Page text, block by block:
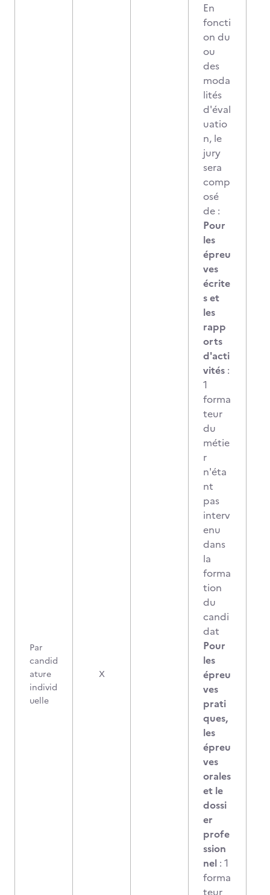
Par
candid
ature
individ
uelle
X
En
foncti
on du
ou
des
moda
lités
d'éval
uatio
n, le
jury
sera
comp
osé
de :
Pour
les
épreu
ves
écrite
s et
les
rapp
orts
d'acti
vités :
1
forma
teur
du
métie
r
n'éta
nt
pas
interv
enu
dans
la
forma
tion
du
candi
dat
Pour
les
épreu
ves
prati
ques,
les
épreu
ves
orales
et le
dossi
er
profe
ssion
nel : 1
forma
teur